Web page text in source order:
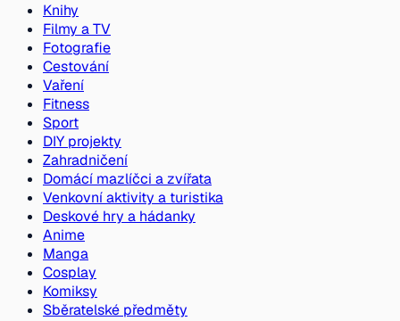
Knihy
Filmy a TV
Fotografie
Cestování
Vaření
Fitness
Sport
DIY projekty
Zahradničení
Domácí mazlíčci a zvířata
Venkovní aktivity a turistika
Deskové hry a hádanky
Anime
Manga
Cosplay
Komiksy
Sběratelské předměty